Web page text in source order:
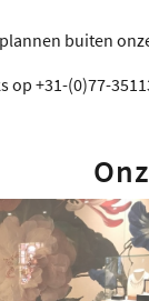
buiten
op +31-(0)77-